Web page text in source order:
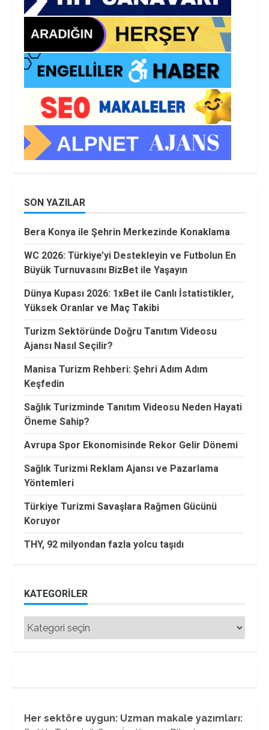
SON YAZILAR
Bera Konya ile Şehrin Merkezinde Konaklama
WC 2026: Türkiye’yi Destekleyin ve Futbolun En
Büyük Turnuvasını BizBet ile Yaşayın
Dünya Kupası 2026: 1xBet ile Canlı İstatistikler,
Yüksek Oranlar ve Maç Takibi
Turizm Sektöründe Doğru Tanıtım Videosu
Ajansı Nasıl Seçilir?
Manisa Turizm Rehberi: Şehri Adım Adım
Keşfedin
Sağlık Turizminde Tanıtım Videosu Neden Hayati
Öneme Sahip?
Avrupa Spor Ekonomisinde Rekor Gelir Dönemi
Sağlık Turizmi Reklam Ajansı ve Pazarlama
Yöntemleri
Türkiye Turizmi Savaşlara Rağmen Gücünü
Koruyor
THY, 92 milyondan fazla yolcu taşıdı
KATEGORILER
Kategoriler
Her sektöre uygun: Uzman makale yazımları: